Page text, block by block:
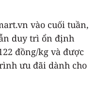
vào cuối tuần,
duy trì ổn định
đồng/kg và được
ưu đãi dành cho